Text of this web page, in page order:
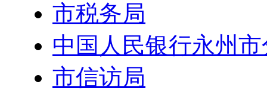
市税务局
中国人民银行永州
市信访局